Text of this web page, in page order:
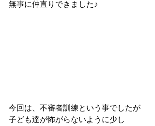
無事に仲直りできました♪
今回は、不審者訓練という事でしたが
子ども達が怖がらないように少し